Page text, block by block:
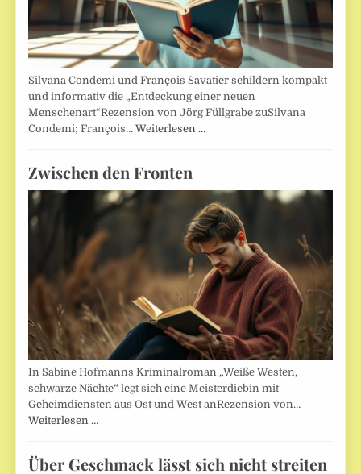
Silvana Condemi und François Savatier schildern kompakt
und informativ die „Entdeckung einer neuen
Menschenart“Rezension von Jörg Füllgrabe zuSilvana
Condemi; François…Weiterlesen …
Zwischen den Fronten
In Sabine Hofmanns Kriminalroman „Weiße Westen,
schwarze Nächte“ legt sich eine Meisterdiebin mit
Geheimdiensten aus Ost und West anRezension von…
Weiterlesen …
Über Geschmack lässt sich nicht streiten